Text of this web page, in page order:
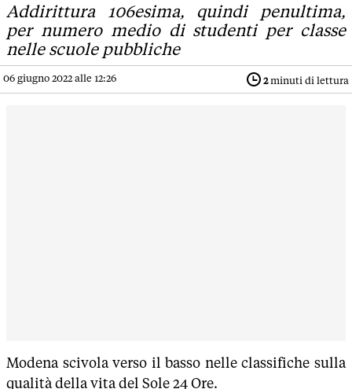
Addirittura 106esima, quindi penultima,
per numero medio di studenti per classe
nelle scuole pubbliche
06 giugno 2022 alle 12:26 2minuti di lettura
Modena scivola verso il basso nelle classifiche sulla
qualità della vita del Sole 24 Ore.